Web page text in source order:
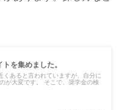
を集めました。
くあると言われていますが、自分に
が大変です。 そこで、奨学金の検